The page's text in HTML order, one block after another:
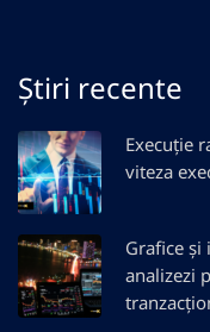
Știri recente
Execuție
viteza
Grafice și
analizezi